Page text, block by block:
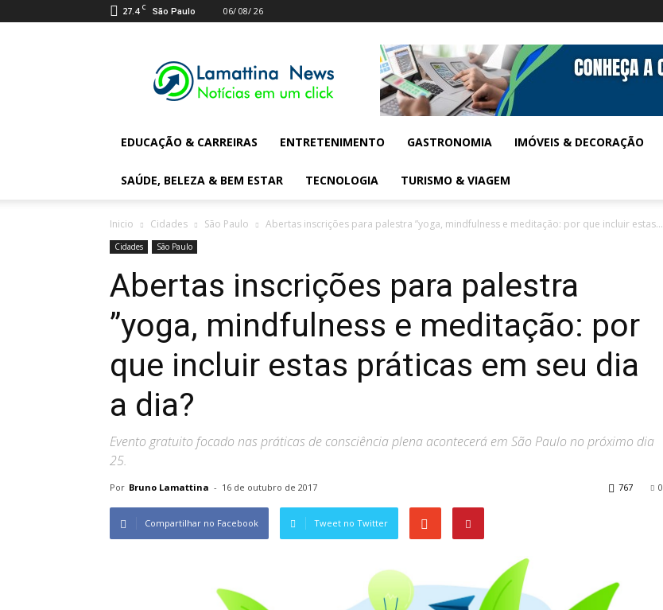
27.4 C São Paulo 06/ 08/ 26
Digital
News
EDUCAÇÃO & CARREIRAS ENTRETENIMENTO GASTRONOMIA IMÓVEIS & DECORAÇÃO
SAÚDE, BELEZA & BEM ESTAR TECNOLOGIA TURISMO & VIAGEM
Inicio Cidades São Paulo Abertas inscrições para palestra ”yoga, mindfulness e meditação: por que incluir estas...
Cidades São Paulo
Abertas inscrições para palestra
”yoga, mindfulness e meditação: por
que incluir estas práticas em seu dia
a dia?
Evento gratuito focado nas práticas de consciência plena acontecerá em São Paulo no próximo dia
25.
Por Bruno Lamattina - 16 de outubro de 2017 0
767
Compartilhar no Facebook Tweet no Twitter